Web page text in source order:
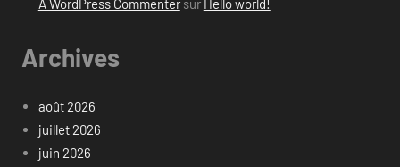
A WordPress Commentersur Hello world!
Archives
août 2026
juillet 2026
juin 2026